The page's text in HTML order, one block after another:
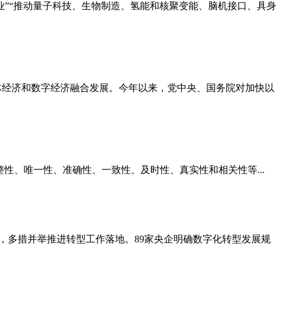
推动量子科技、生物制造、氢能和核聚变能、脑机接口、具身
济和数字经济融合发展。今年以来，党中央、国务院对加快以
、唯一性、准确性、一致性、及时性、真实性和相关性等...
多措并举推进转型工作落地。89家央企明确数字化转型发展规